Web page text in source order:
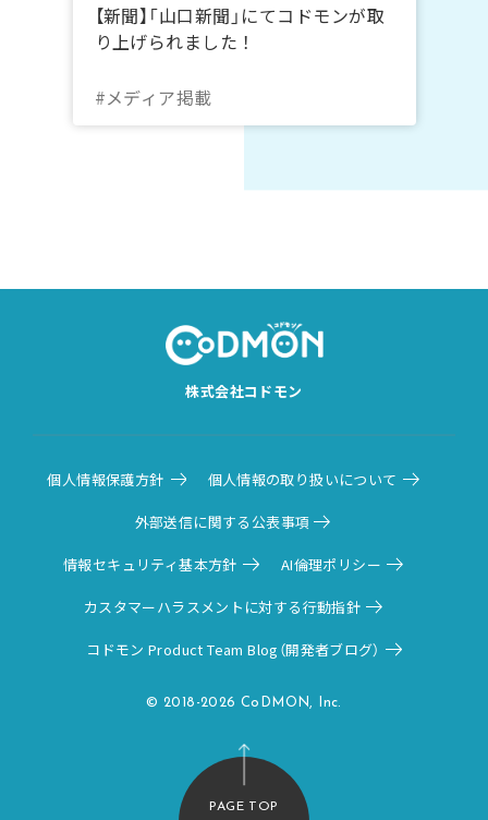
【新聞】「山口新聞」にてコドモンが取
り上げられました！
#メディア掲載
株式会社コドモン
個人情報保護方針 個人情報の取り扱いについて
外部送信に関する公表事項
情報セキュリティ基本方針 AI倫理ポリシー
カスタマーハラスメントに対する行動指針
コドモン Product Team Blog（開発者ブログ）
© 2018-2026 CoDMON, Inc.
PAGE TOP